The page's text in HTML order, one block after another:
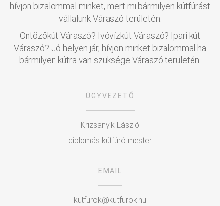
hívjon bizalommal minket, mert mi bármilyen kútfúrást
vállalunk Váraszó területén.
Öntözőkút Váraszó? Ivóvízkút Váraszó? Ipari kút
Váraszó? Jó helyen jár, hívjon minket bizalommal ha
bármilyen kútra van szüksége Váraszó területén.
ÜGYVEZETŐ
Krizsanyik László
diplomás kútfúró mester
EMAIL
kutfurok@kutfurok.hu